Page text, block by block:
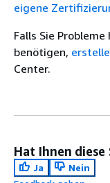
eigene
Falls Sie
benötigen,
Center.
Hat Ihnen
Ja
Nein